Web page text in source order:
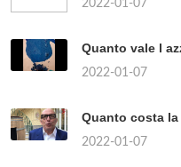
2022-01-07
Quanto vale l
2022-01-07
Quanto costa
2022-01-07